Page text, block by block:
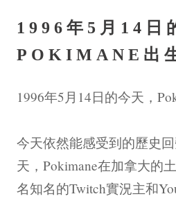
1996年5月14日
POKIMANE出
1996年5月14日的今天，
今天依然能感受到的歷史
天，Pokimane在加拿大的
名知名的Twitch實況主和